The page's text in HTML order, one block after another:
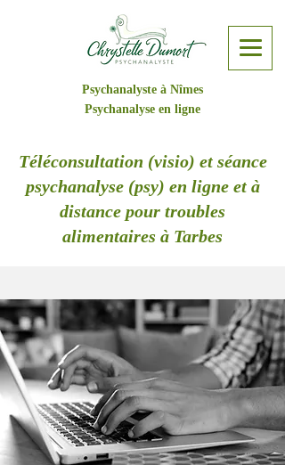
Psychanalyste à Nîmes
Psychanalyse en ligne
Téléconsultation (visio) et séance
psychanalyse (psy) en ligne et à
distance pour troubles
alimentaires à Tarbes